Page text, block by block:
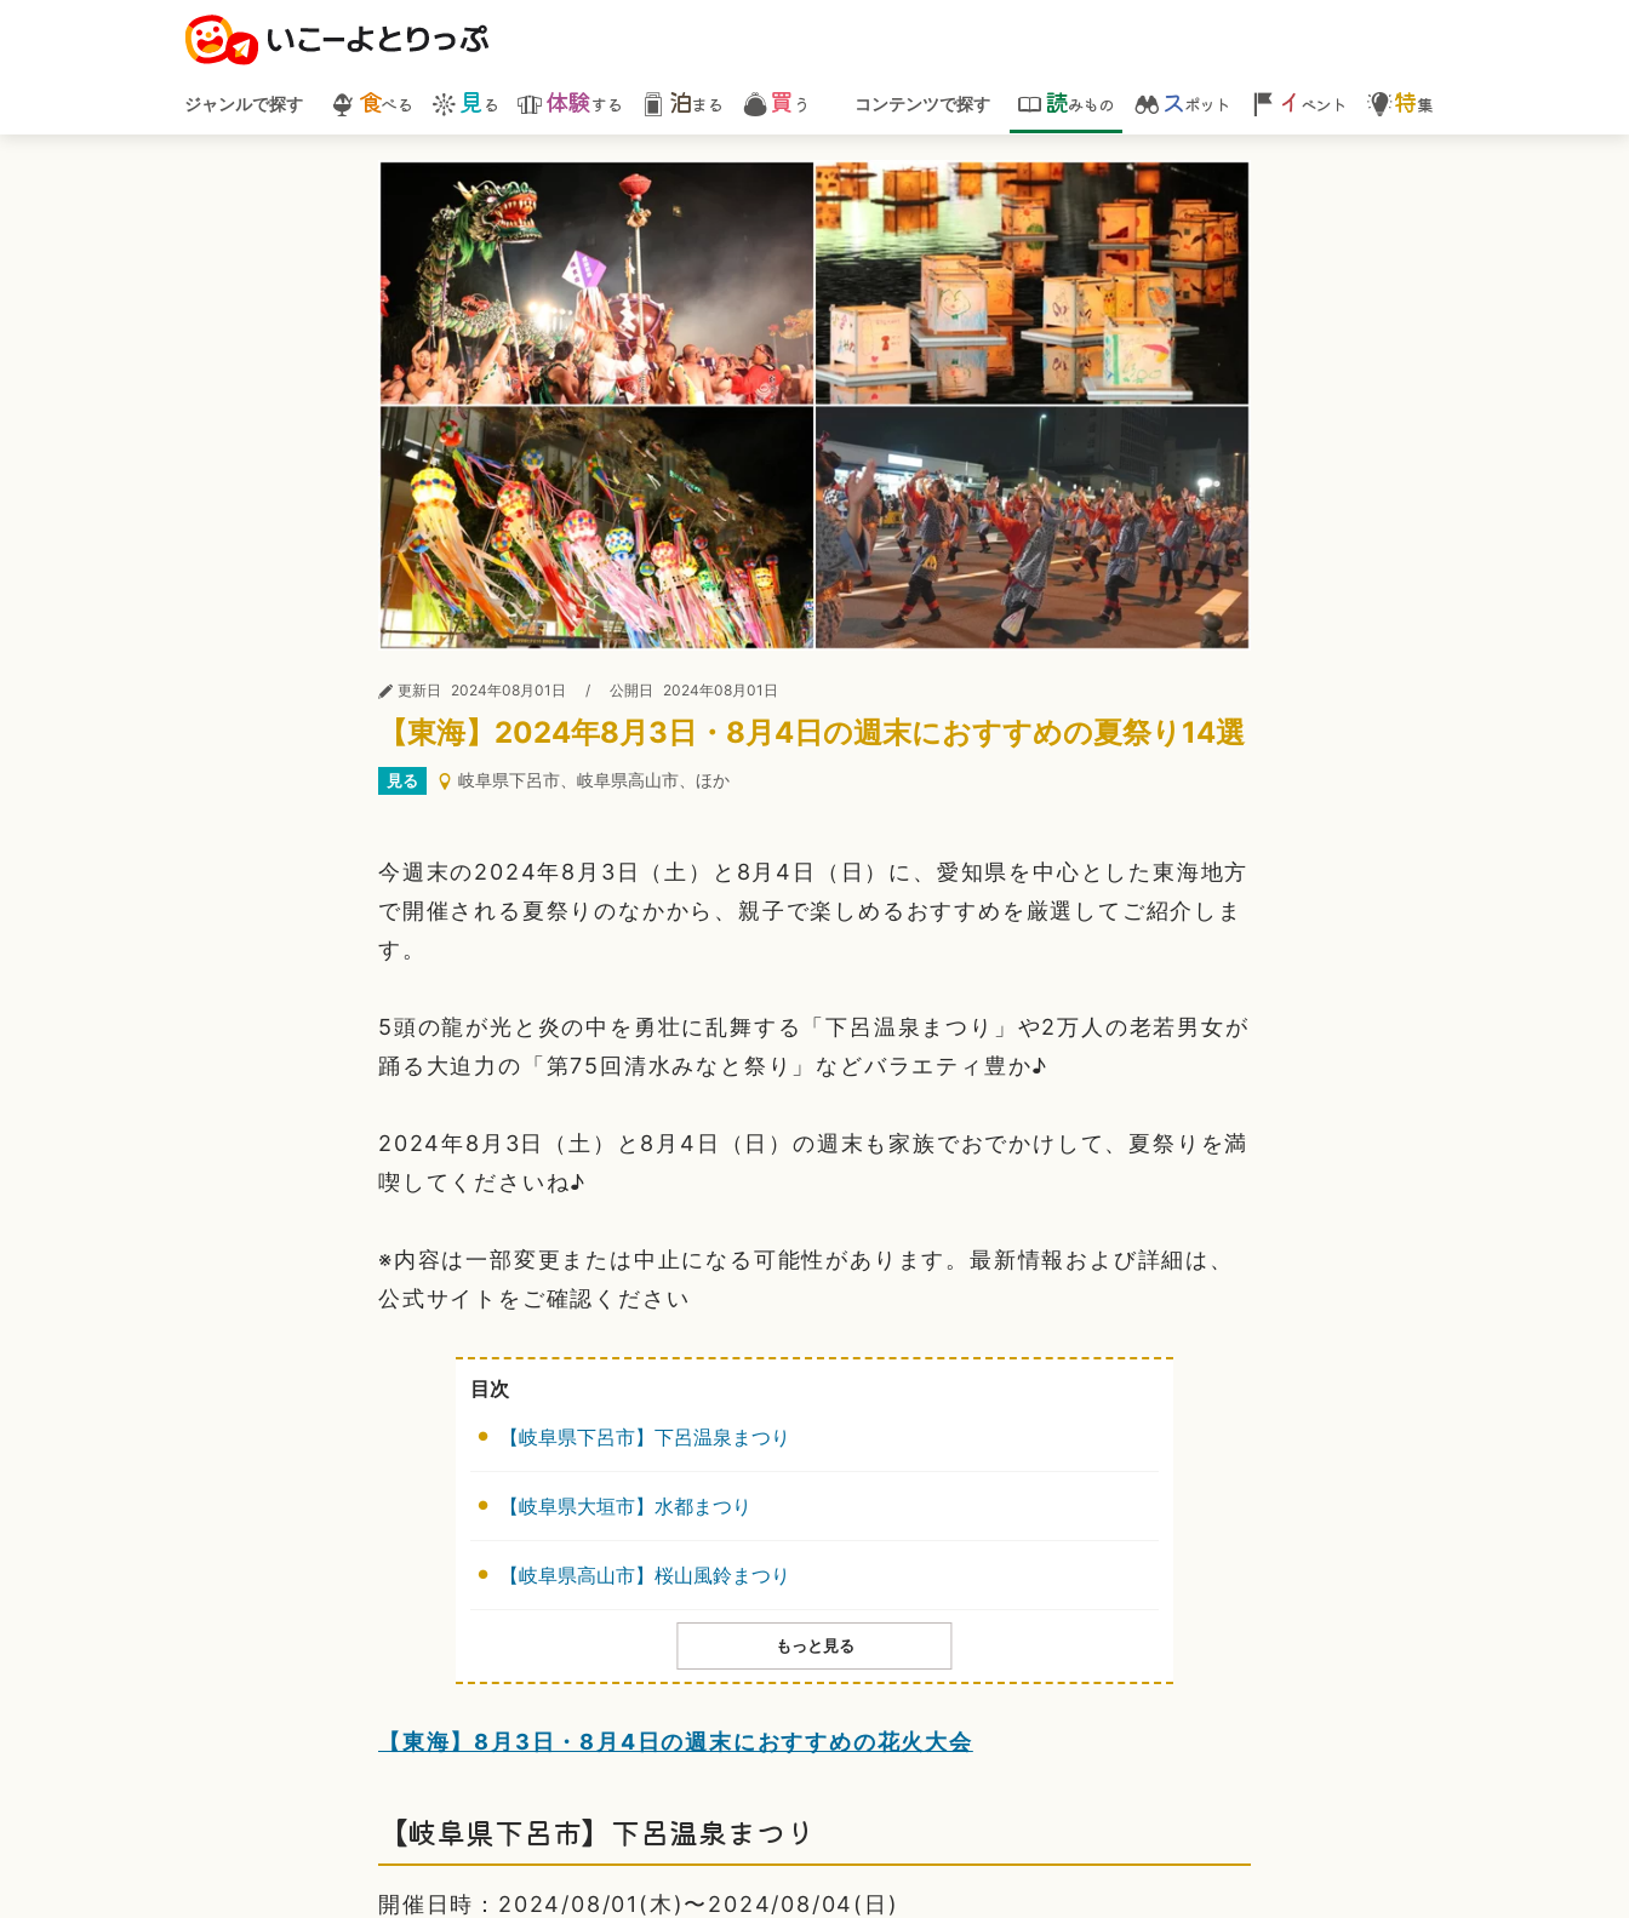
ジャンルで探す 食べる 見 る 体験する 泊まる 買 う コンテンツで探す 読みもの スポット イ ベント 特集
更新日 2024年08月01日 / 公開日 2024年08月01日
【東海】2024年8月3日・8月4日の週末におすすめの夏祭り14選
見る 岐阜県下呂市、岐阜県高山市、ほか
今週末の2024年8月3日（土）と8月4日（日）に、愛知県を中心とした東海地方
で開催される夏祭りのなかから、親子で楽しめるおすすめを厳選してご紹介しま
す。
5頭の龍が光と炎の中を勇壮に乱舞する「下呂温泉まつり」や2万人の老若男女が
踊る大迫力の「第75回清水みなと祭り」などバラエティ豊か♪
2024年8月3日（土）と8月4日（日）の週末も家族でおでかけして、夏祭りを満
喫してくださいね♪
※内容は一部変更または中止になる可能性があります。最新情報および詳細は、
公式サイトをご確認ください
目次
【岐阜県下呂市】下呂温泉まつり
【岐阜県大垣市】水都まつり
【岐阜県高山市】桜山風鈴まつり
もっと見る
【東海】8月3日・8月4日の週末におすすめの花火大会
【岐阜県下呂市】下呂温泉まつり
開催日時：2024/08/01(木)〜2024/08/04(日)